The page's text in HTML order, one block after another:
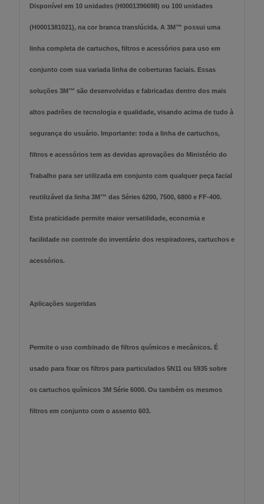
Disponível em 10 unidades (H0001396698) ou 100 unidades
(H0001381021), na cor branca translúcida. A 3M™ possui uma
linha completa de cartuchos, filtros e acessórios para uso em
conjunto com sua variada linha de coberturas faciais. Essas
soluções 3M™ são desenvolvidas e fabricadas dentro dos mais
altos padrões de tecnologia e qualidade, visando acima de tudo à
segurança do usuário. Importante: toda a linha de cartuchos,
filtros e acessórios tem as devidas aprovações do Ministério do
Trabalho para ser utilizada em conjunto com qualquer peça facial
reutilizável da linha 3M™ das Séries 6200, 7500, 6800 e FF-400.
Esta praticidade permite maior versatilidade, economia e
facilidade no controle do inventário dos respiradores, cartuchos e
acessórios.
Aplicações sugeridas
Permite o uso combinado de filtros químicos e mecânicos. É
usado para fixar os filtros para particulados 5N11 ou 5935 sobre
os cartuchos químicos 3M Série 6000. Ou também os mesmos
filtros em conjunto com o assento 603.